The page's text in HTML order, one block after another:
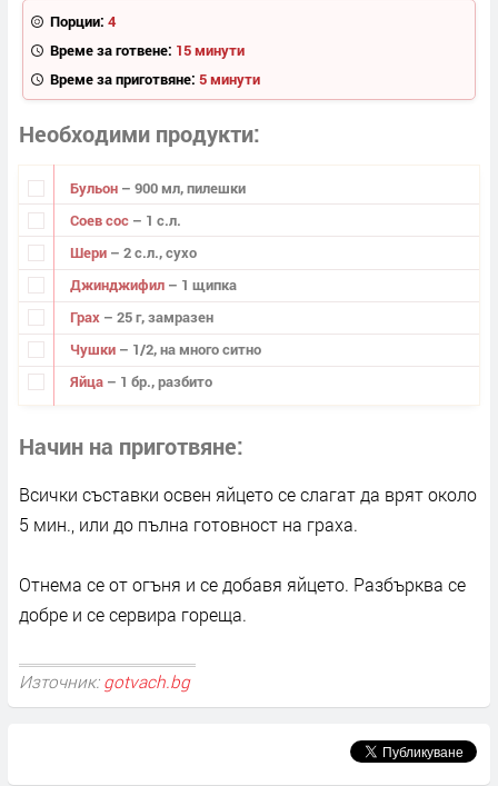
Порции: 4
Време за готвене: 15 минути
Време за приготвяне: 5 минути
Необходими продукти
Бульон – 900 мл, пилешки
Соев сос – 1 с.л.
Шери – 2 с.л., сухо
Джинджифил – 1 щипка
Грах – 25 г, замразен
Чушки – 1/2, на много ситно
Яйца – 1 бр., разбито
Начин на приготвяне
Всички съставки освен яйцето се слагат да врят около
5 мин., или до пълна готовност на граха.
Отнема се от огъня и се добавя яйцето. Разбърква се
добре и се сервира гореща.
Източник: gotvach.bg